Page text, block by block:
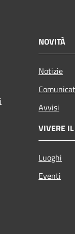
NOVITÀ
Notizie
Avvisi
VIVERE
Luoghi
Eventi